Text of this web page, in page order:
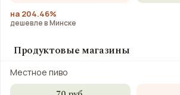
на 204.46%
дешевле в Минске
Продуктовые магазины
Местное пиво